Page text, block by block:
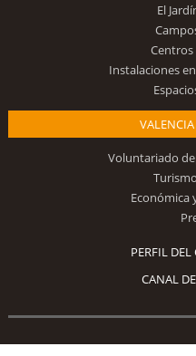
El
Instalaciones
Voluntariado
Económica
PERFIL
CANAL